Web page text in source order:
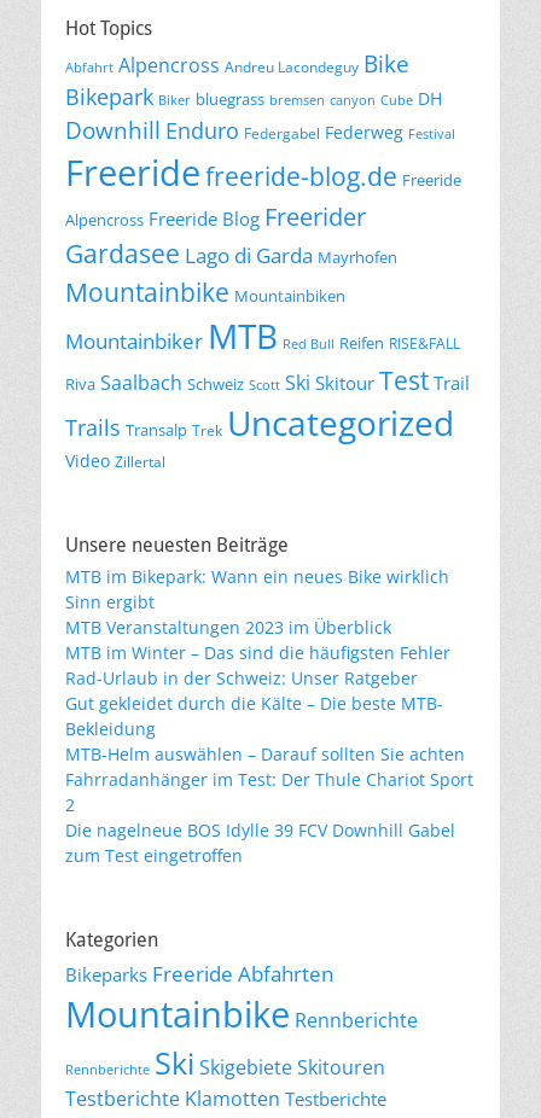
Hot Topics
Abfahrt Alpencross Andreu Lacondeguy Bike
Bikepark Biker bluegrass bremsen canyon Cube DH
Downhill Enduro Federgabel Federweg Festival
Freeridefreeride-blog.de Freeride
Alpencross Freeride Blog Freerider
Gardasee Lago di Garda Mayrhofen
Mountainbike Mountainbiken
Mountainbiker MTB Red Bull Reifen RISE&FALL
Riva Saalbach Schweiz Scott Ski Skitour Test Trail
Trails Transalp Trek Uncategorized
Video Zillertal
Unsere neuesten Beiträge
MTB im Bikepark: Wann ein neues Bike wirklich
Sinn ergibt
MTB Veranstaltungen 2023 im Überblick
MTB im Winter – Das sind die häufigsten Fehler
Rad-Urlaub in der Schweiz: Unser Ratgeber
Gut gekleidet durch die Kälte – Die beste MTB-
Bekleidung
MTB-Helm auswählen – Darauf sollten Sie achten
Fahrradanhänger im Test: Der Thule Chariot Sport
2
Die nagelneue BOS Idylle 39 FCV Downhill Gabel
zum Test eingetroffen
Kategorien
Bikeparks Freeride Abfahrten
Mountainbike Rennberichte
Rennberichte Ski SkigebieteSkitouren
Testberichte Klamotten Testberichte